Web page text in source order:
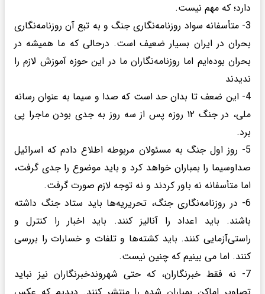
دارد؛ که مهم نیست.
3- متأسفانه سواد روزنامه‌نگاری جنگ و به تبع آن روزنامه‌نگاری
بحران در ایران بسیار ضعیف است. درحالی که ما همیشه در
بحران بوده‌ایم اما روزنامه‌نگاران ما در این حوزه آموزش لازم را
ندیدند
4- این ضعف تا بدان حد است که صدا و سیما به عنوان رسانه
ملی، در جنگ ۱۲ روزه پس از سه روز به جدی بودن ماجرا پی
برد.
5- روز اول جنگ به مسئولان مربوطه اطلاع دادم که اسرائیل
صداوسیما را بمباران خواهد کرد و باید موضوع را جدی گرفت،
اما متأسفانه نه باور کردند و نه توجه لازم صورت گرفت.
6- در روزنامه‌نگاری جنگ، تحریریه‌ها باید ستاد جنگ داشته
باشند. باید اعداد را آنالیز کنند. باید اخبار را کنترل و
راستی‌آزمایی کنند. باید کشته‌ها و تلفات و خسارات را بررسی
کنند. اما می بینیم که چنین نیست.
7- نه فقط خبرنگاران، که حتی شهروندخبرنگاران نیز نباید